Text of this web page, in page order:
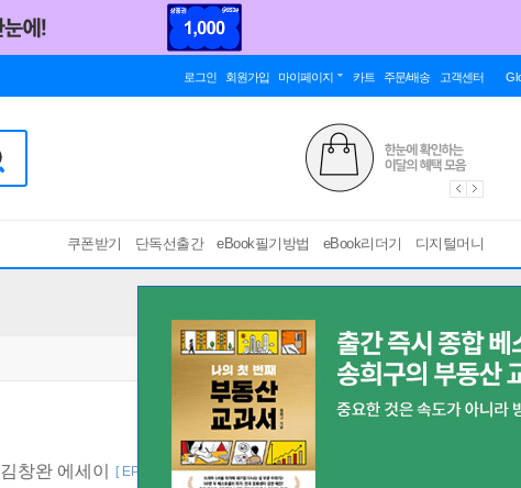
로그인 회원가입 마이페이지 카트 주문/배송 고객센터
쿠폰받기 단독선출간 eBook필기방법 eBook리더기 디지털머니
김창완 에세이 [ EPUB ]